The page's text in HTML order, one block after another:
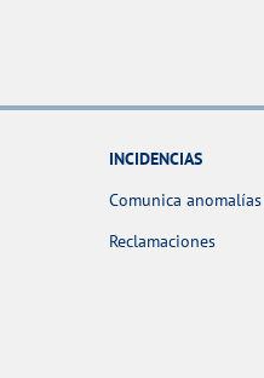
INCIDENCIAS
Comunica
Reclamaciones